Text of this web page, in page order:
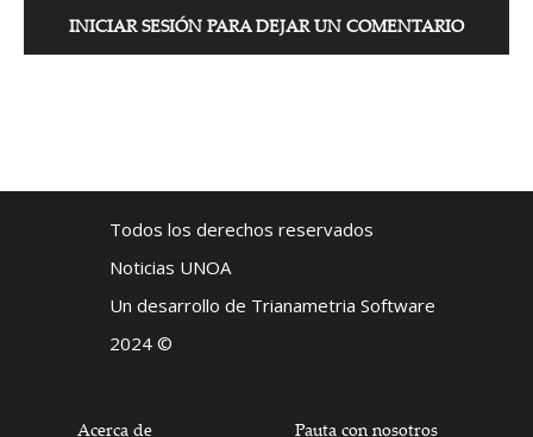
INICIAR SESIÓN PARA DEJAR UN COMENTARIO
Todos los derechos reservados
Noticias UNOA
Un desarrollo de Trianametria Software
2024 ©
Acerca de Pauta con nosotros